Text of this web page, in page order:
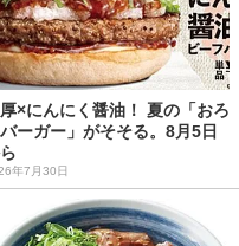
×にんにく醤油！ 夏の「おろ
バーガー」がそそる。8月5日
年7月30日